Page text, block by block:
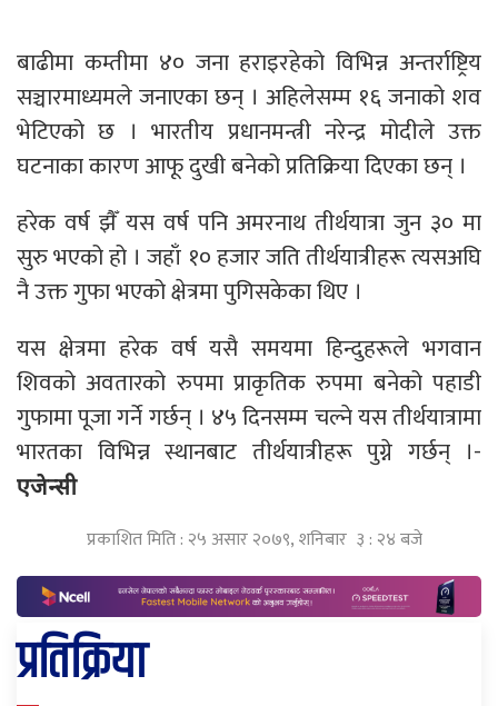
बाढीमा कम्तीमा ४० जना हराइरहेको विभिन्न अन्तर्राष्ट्रिय
सञ्चारमाध्यमले जनाएका छन् । अहिलेसम्म १६ जनाको शव
भेटिएको छ । भारतीय प्रधानमन्त्री नरेन्द्र मोदीले उक्त
घटनाका कारण आफू दुखी बनेको प्रतिक्रिया दिएका छन् ।
हरेक वर्ष झैँ यस वर्ष पनि अमरनाथ तीर्थयात्रा जुन ३० मा
सुरु भएको हो । जहाँ १० हजार जति तीर्थयात्रीहरू त्यसअघि
नै उक्त गुफा भएको क्षेत्रमा पुगिसकेका थिए ।
यस क्षेत्रमा हरेक वर्ष यसै समयमा हिन्दुहरूले भगवान
शिवको अवतारको रुपमा प्राकृतिक रुपमा बनेको पहाडी
गुफामा पूजा गर्ने गर्छन् । ४५ दिनसम्म चल्ने यस तीर्थयात्रामा
भारतका विभिन्न स्थानबाट तीर्थयात्रीहरू पुग्ने गर्छन् ।-
एजेन्सी
प्रकाशित मिति : २५ असार २०७९, शनिबार ३ : २४ बजे
प्रतिक्रिया